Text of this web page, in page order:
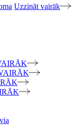
Uzzināt vairāk